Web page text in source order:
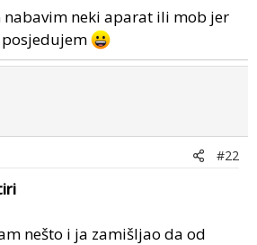
neki aparat ili mob jer
posjedujem
#22
nešto i ja zamišljao da od